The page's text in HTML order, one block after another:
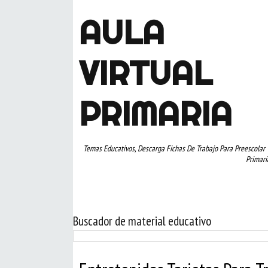
AULA
VIRTUAL
PRIMARIA
Temas Educativos, Descarga Fichas De Trabajo Para Preescolar
Buscador de material educativo